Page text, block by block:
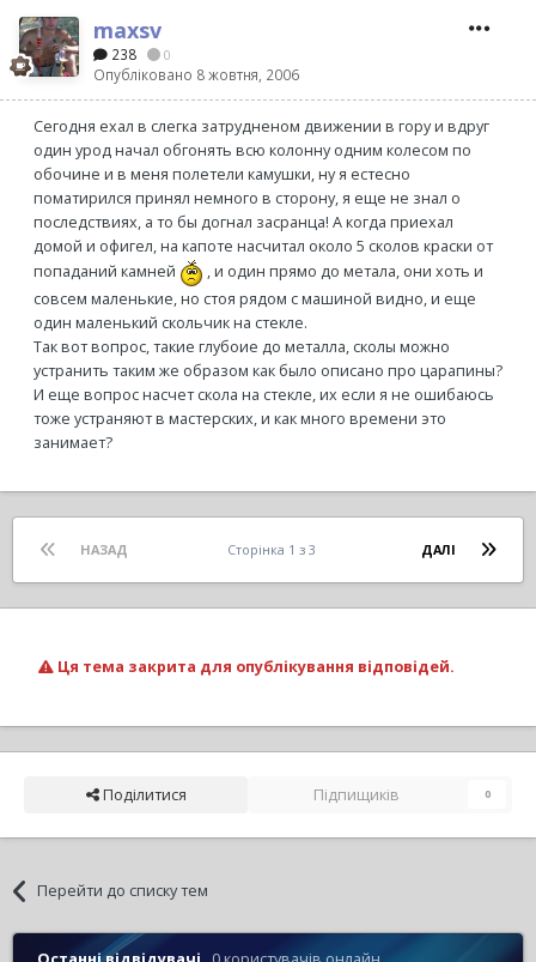
maxsv
238 0
Опубліковано 8 жовтня, 2006
Сегодня ехал в слегка затрудненом движении в гору и вдруг
один урод начал обгонять всю колонну одним колесом по
обочине и в меня полетели камушки, ну я естесно
поматирился принял немного в сторону, я еще не знал о
последствиях, а то бы догнал засранца! А когда приехал
домой и офигел, на капоте насчитал около 5 сколов краски от
попаданий камней
, и один прямо до метала, они хоть и
совсем маленькие, но стоя рядом с машиной видно, и еще
один маленький скольчик на стекле.
Так вот вопрос, такие глубоие до металла, сколы можно
устранить таким же образом как было описано про царапины?
И еще вопрос насчет скола на стекле, их если я не ошибаюсь
тоже устраняют в мастерских, и как много времени это
занимает?
НАЗАД ДАЛІ
Сторінка 1 з 3
Ця тема закрита для опублікування відповідей.
Поділитися Підпищиків 0
Перейти до списку тем